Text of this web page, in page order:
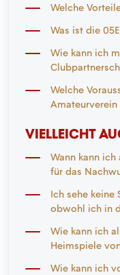
Welche
Was ist die
Wie kann ich
Welche
Amateurverein
VIELLEICHT
Wann kann ich
für das
Ich sehe keine
obwohl ich in
wenden?
Wie kann ich
Heimspiele
Wie kann ich